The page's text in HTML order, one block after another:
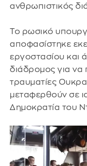
ανθρωπιστικός
Το ρωσικό
αποφασίστηκε
εργοστασίου και
διάδρομος για να
τραυματίες
μεταφερθούν σε
Δημοκρατία του